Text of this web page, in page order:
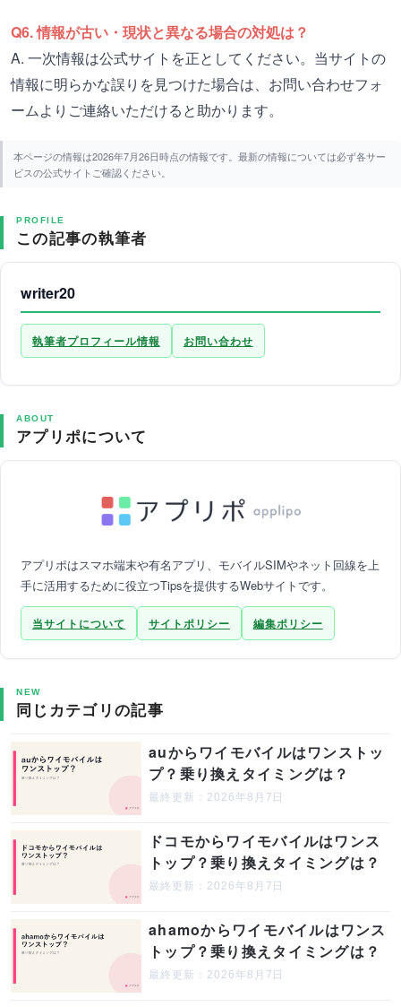
Q6. 情報が古い・現状と異なる場合の対処は？
A. 一次情報は公式サイトを正としてください。当サイトの
情報に明らかな誤りを見つけた場合は、お問い合わせフォ
ームよりご連絡いただけると助かります。
本ページの情報は2026年7月26日時点の情報です。最新の情報については必ず各サー
ビスの公式サイトご確認ください。
PROFILE
この記事の執筆者
writer20
執筆者プロフィール情報 お問い合わせ
ABOUT
アプリポについて
アプリポはスマホ端末や有名アプリ、モバイルSIMやネット回線を上
手に活用するために役立つTipsを提供するWebサイトです。
当サイトについて サイトポリシー 編集ポリシー
NEW
同じカテゴリの記事
auからワイモバイルはワンストッ
プ？乗り換えタイミングは？
最終更新：2026年8月7日
ドコモからワイモバイルはワンス
トップ？乗り換えタイミングは？
最終更新：2026年8月7日
ahamoからワイモバイルはワンス
トップ？乗り換えタイミングは？
最終更新：2026年8月7日